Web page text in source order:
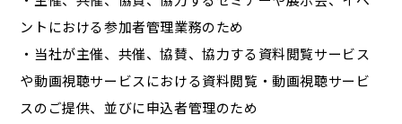
ントにおける参加者管理業務のため
・当社が主催、共催、協賛、協力する資料閲覧サービス
や動画視聴サービスにおける資料閲覧・動画視聴サービ
スのご提供、並びに申込者管理のため